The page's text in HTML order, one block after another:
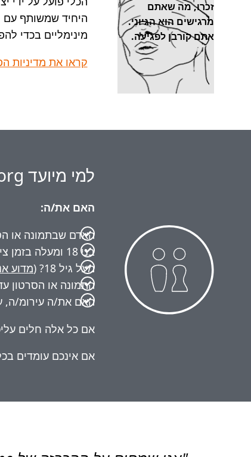
זכרו, מה שאתם
מרגישים הוא הגיוני.
אתם קורבן לפגיעה.
היחיד שמשותף עם StopNCII.org ו
מינימליים בכדי
קראו את מדיניות
למי מיועד StopNCII.org?
האם את/ה:
האדם שבתמונה או
בני 18 ומעלה בזמן צילום התמונה/סרטון?
מעל גיל 18? (
מדוע
התמונה או הסרטון
האם את/ה עירומ/ה,
אם כל אלה חלים
אם אינכם עומדים